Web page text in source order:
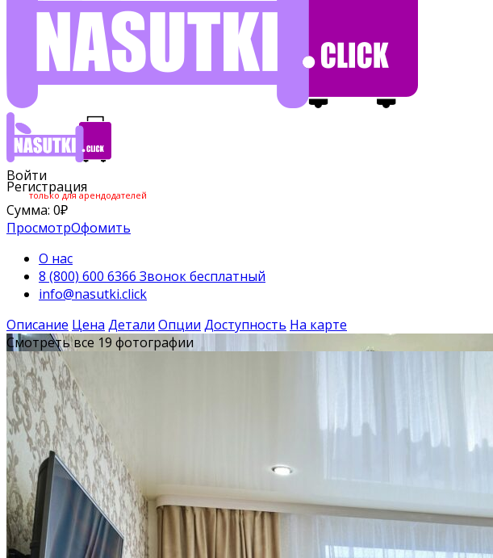
Войти
Регистрация
только для арендодателей
Сумма: 0₽
ПросмотрОфомить
О нас
8 (800) 600 6366 Звонок бесплатный
info@nasutki.click
Описание Цена Детали Опции Доступность На карте
Смотреть все 19 фотографии